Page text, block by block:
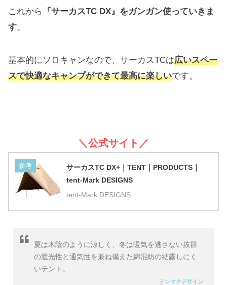
これから
『サーカスTC DX』をガンガン使っていきま
す。
基本的にソロキャンなので、サーカスTCは広いスペー
スで快適なキャンプができて最高に楽しいです。
＼公式サイト／
参考
サーカスTC DX+｜TENT｜PRODUCTS｜
tent-Mark DESIGNS
tent-Mark DESIGNS
夏は木陰のように涼しく、冬は暖気を逃さない抜群
の遮光性と通気性を兼ね備えた綿混紡の結露しにく
いテント。
テンマクデザイン